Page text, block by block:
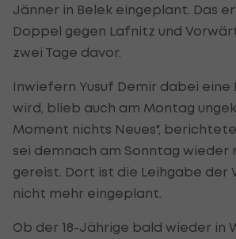
Jänner in Belek eingeplant. Das
Doppel gegen Lafnitz und
zwei Tage davor.
Inwiefern Yusuf Demir dabei eine
wird, blieb auch am Montag
Moment nichts Neues",
sei demnach am Sonntag wieder
gereist. Dort ist die Leihgabe der
nicht mehr eingeplant.
Ob der 18-Jährige bald wieder in